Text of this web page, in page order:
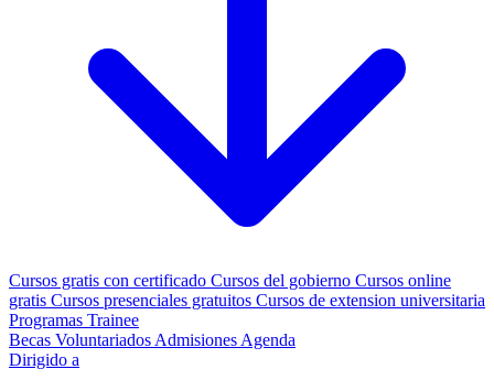
Cursos gratis con certificado Cursos del gobierno Cursos online
gratis Cursos presenciales gratuitos Cursos de extension universitaria
Programas Trainee
Becas Voluntariados Admisiones Agenda
Dirigido a